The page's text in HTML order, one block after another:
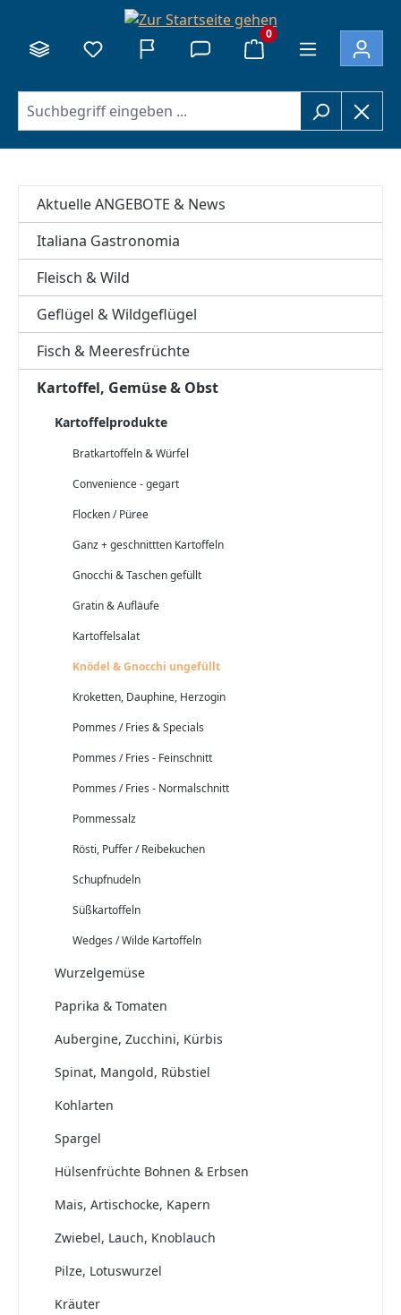
0
Aktuelle ANGEBOTE & News
Italiana Gastronomia
Fleisch & Wild
Geflügel & Wildgeflügel
Fisch & Meeresfrüchte
Kartoffel, Gemüse & Obst
Kartoffelprodukte
Bratkartoffeln & Würfel
Convenience - gegart
Flocken / Püree
Ganz + geschnittten Kartoffeln
Gnocchi & Taschen gefüllt
Gratin & Aufläufe
Kartoffelsalat
Knödel & Gnocchi ungefüllt
Kroketten, Dauphine, Herzogin
Pommes / Fries & Specials
Pommes / Fries - Feinschnitt
Pommes / Fries - Normalschnitt
Pommessalz
Rösti, Puffer / Reibekuchen
Schupfnudeln
Süßkartoffeln
Wedges / Wilde Kartoffeln
Wurzelgemüse
Paprika & Tomaten
Aubergine, Zucchini, Kürbis
Spinat, Mangold, Rübstiel
Kohlarten
Spargel
Hülsenfrüchte Bohnen & Erbsen
Mais, Artischocke, Kapern
Zwiebel, Lauch, Knoblauch
Pilze, Lotuswurzel
Kräuter